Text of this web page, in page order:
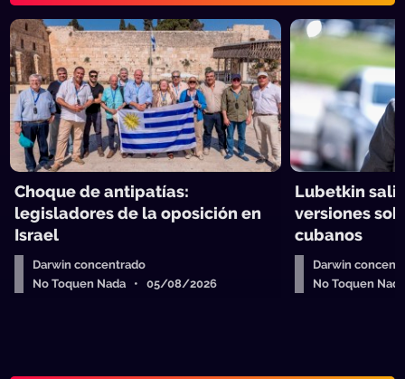
Choque de antipatías:
legisladores de la oposición en
Israel
Darwin concentrado
No Toquen Nada • 05/08/2026
Lubetkin
versiones
cubanos
Darwin
No Toquen